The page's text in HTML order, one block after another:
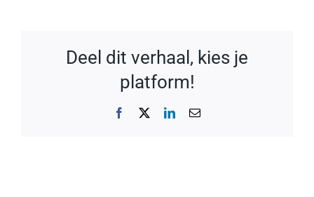
Deel dit verhaal, kies je
platform!
Facebook LinkedIn
E-